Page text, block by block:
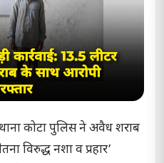
कोटा पुलिस ने अवैध शराब
विरुद्ध नशा व प्रहार’